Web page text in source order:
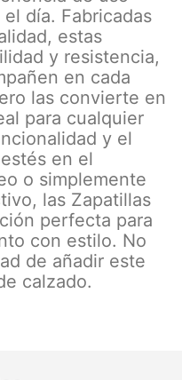
día. Fabricadas
estas
y resistencia,
en cada
las convierte en
para cualquier
y el
en el
o simplemente
las Zapatillas
perfecta para
con estilo. No
de añadir este
calzado.